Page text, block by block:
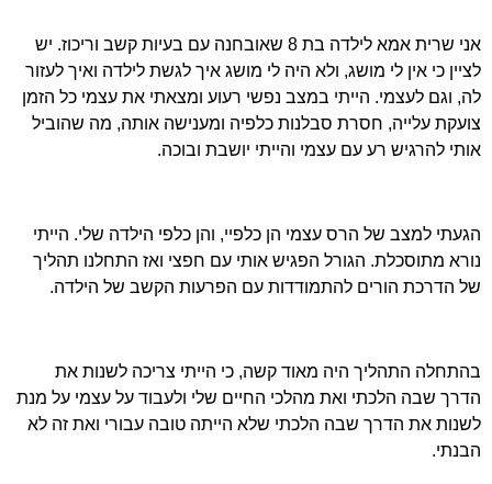
אני שרית אמא לילדה בת 8 שאובחנה עם בעיות קשב וריכוז. יש
לציין כי אין לי מושג, ולא היה לי מושג איך לגשת לילדה ואיך לעזור
לה, וגם לעצמי. הייתי במצב נפשי רעוע ומצאתי את עצמי כל הזמן
צועקת עלייה, חסרת סבלנות כלפיה ומענישה אותה, מה שהוביל
אותי להרגיש רע עם עצמי והייתי יושבת ובוכה.
הגעתי למצב של הרס עצמי הן כלפיי, והן כלפי הילדה שלי. הייתי
נורא מתוסכלת. הגורל הפגיש אותי עם חפצי ואז התחלנו תהליך
של הדרכת הורים להתמודדות עם הפרעות הקשב של הילדה.
בהתחלה התהליך היה מאוד קשה, כי הייתי צריכה לשנות את
הדרך שבה הלכתי ואת מהלכי החיים שלי ולעבוד על עצמי על מנת
לשנות את הדרך שבה הלכתי שלא הייתה טובה עבורי ואת זה לא
הבנתי.